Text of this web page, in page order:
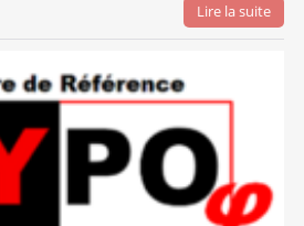
Lire la suite